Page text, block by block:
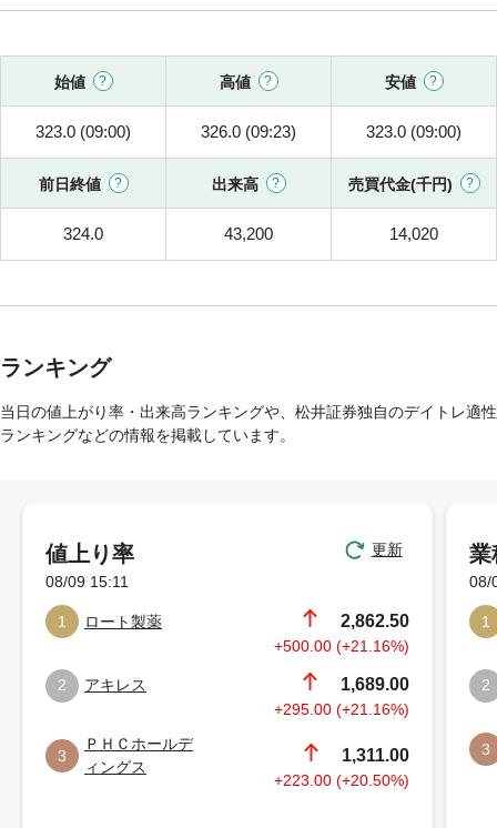
始値 高値 安値
323.0 (09:00) 326.0 (09:23) 323.0 (09:00)
前日終値 出来高 売買代金(千円)
324.0 43,200 14,020
ランキング
当日の値上がり率・出来高ランキングや、松井証券独自のデイトレ適性
ランキングなどの情報を掲載しています。